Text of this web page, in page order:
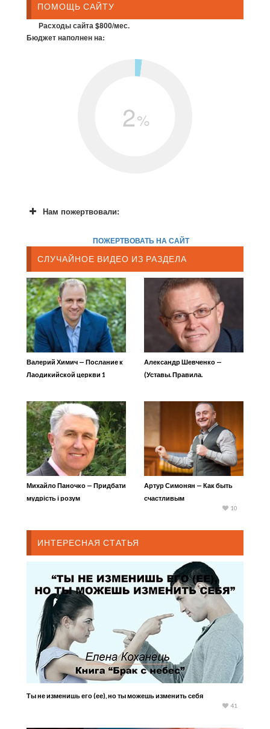
ПОМОЩЬ САЙТУ
Расходы сайта $800/мес.
Бюджет наполнен на:
2%
Нам пожертвовали:
ПОЖЕРТВОВАТЬ НА САЙТ
СЛУЧАЙНОЕ ВИДЕО ИЗ РАЗДЕЛА
Валерий Химич — Послание к
Лаодикийской церкви 1
Александр Шевченко —
(Уставы. Правила.
Михайло Паночко — Придбати
мудрість і розум
Артур Симонян — Как быть
счастливым
10
ИНТЕРЕСНАЯ СТАТЬЯ
Ты не изменишь его (ее), но ты можешь изменить себя
41